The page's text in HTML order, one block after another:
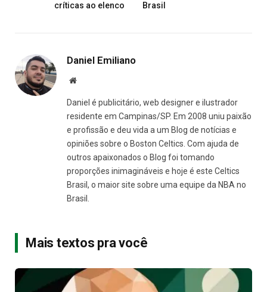
críticas ao elenco
Brasil
Daniel Emiliano
Site
Daniel é publicitário, web designer e ilustrador
residente em Campinas/SP. Em 2008 uniu paixão
e profissão e deu vida a um Blog de notícias e
opiniões sobre o Boston Celtics. Com ajuda de
outros apaixonados o Blog foi tomando
proporções inimagináveis e hoje é este Celtics
Brasil, o maior site sobre uma equipe da NBA no
Brasil.
Mais textos pra você